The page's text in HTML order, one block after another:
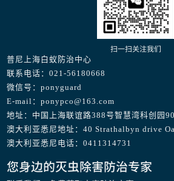
扫一扫关注我们
普尼上海白蚁防治中心
联系电话：021-56180668
微信号：ponyguard
E-mail：ponypco@163.com
地址：中国上海联谊路388号智慧湾科创园
澳大利亚悉尼地址：40 Strathalbyn drive
澳大利亚悉尼电话：0411314731
您身边的灭虫除害防治专家